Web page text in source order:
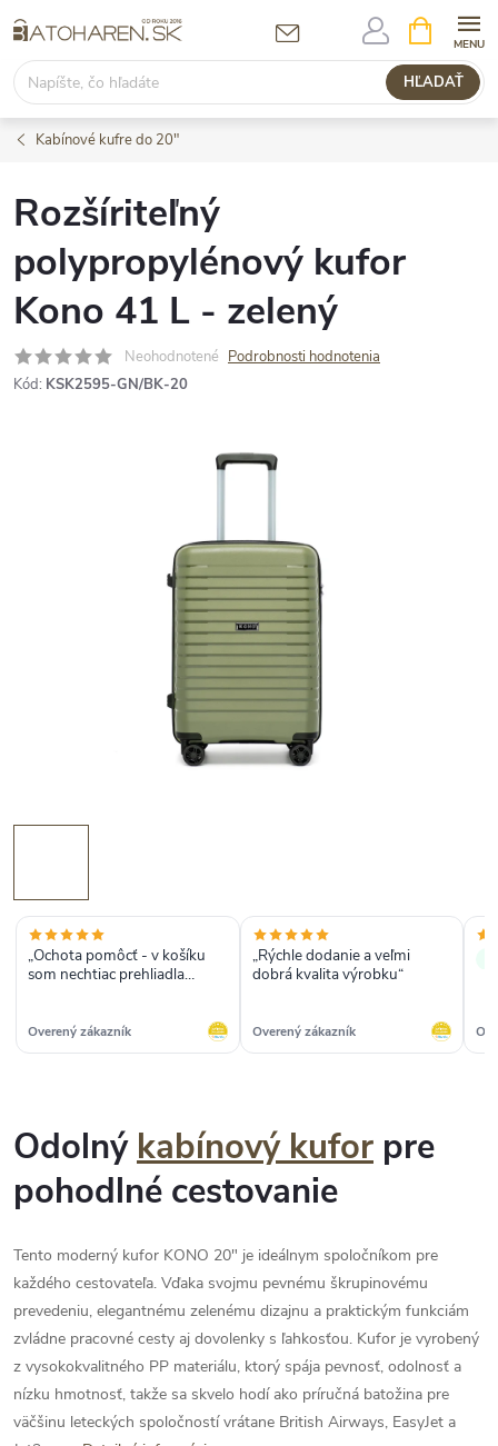
na
obsah
HĽADAŤ
KOŠÍK
Kabínové kufre do 20"
Rozšíriteľný
polypropylénový kufor
Kono 41 L - zelený
Neohodnotené Podrobnosti hodnotenia
Kód: KSK2595-GN/BK-20
„Ochota pomôcť - v košíku
som nechtiac prehliadla
napísala som mail, obratom
mi pomohli. Ďakujem :)“
Overený zákazník
„Rýchle dodanie a veľmi
dobrá kvalita výrobku“
Overený zákazník
Odolný kabínový kufor pre
pohodlné cestovanie
Tento moderný kufor KONO 20" je ideálnym spoločníkom pre
každého cestovateľa. Vďaka svojmu pevnému škrupinovému
prevedeniu, elegantnému zelenému dizajnu a praktickým funkciám
zvládne pracovné cesty aj dovolenky s ľahkosťou. Kufor je vyrobený
z vysokokvalitného PP materiálu, ktorý spája pevnosť, odolnosť a
nízku hmotnosť, takže sa skvelo hodí ako príručná batožina pre
väčšinu leteckých spoločností vrátane British Airways, EasyJet a